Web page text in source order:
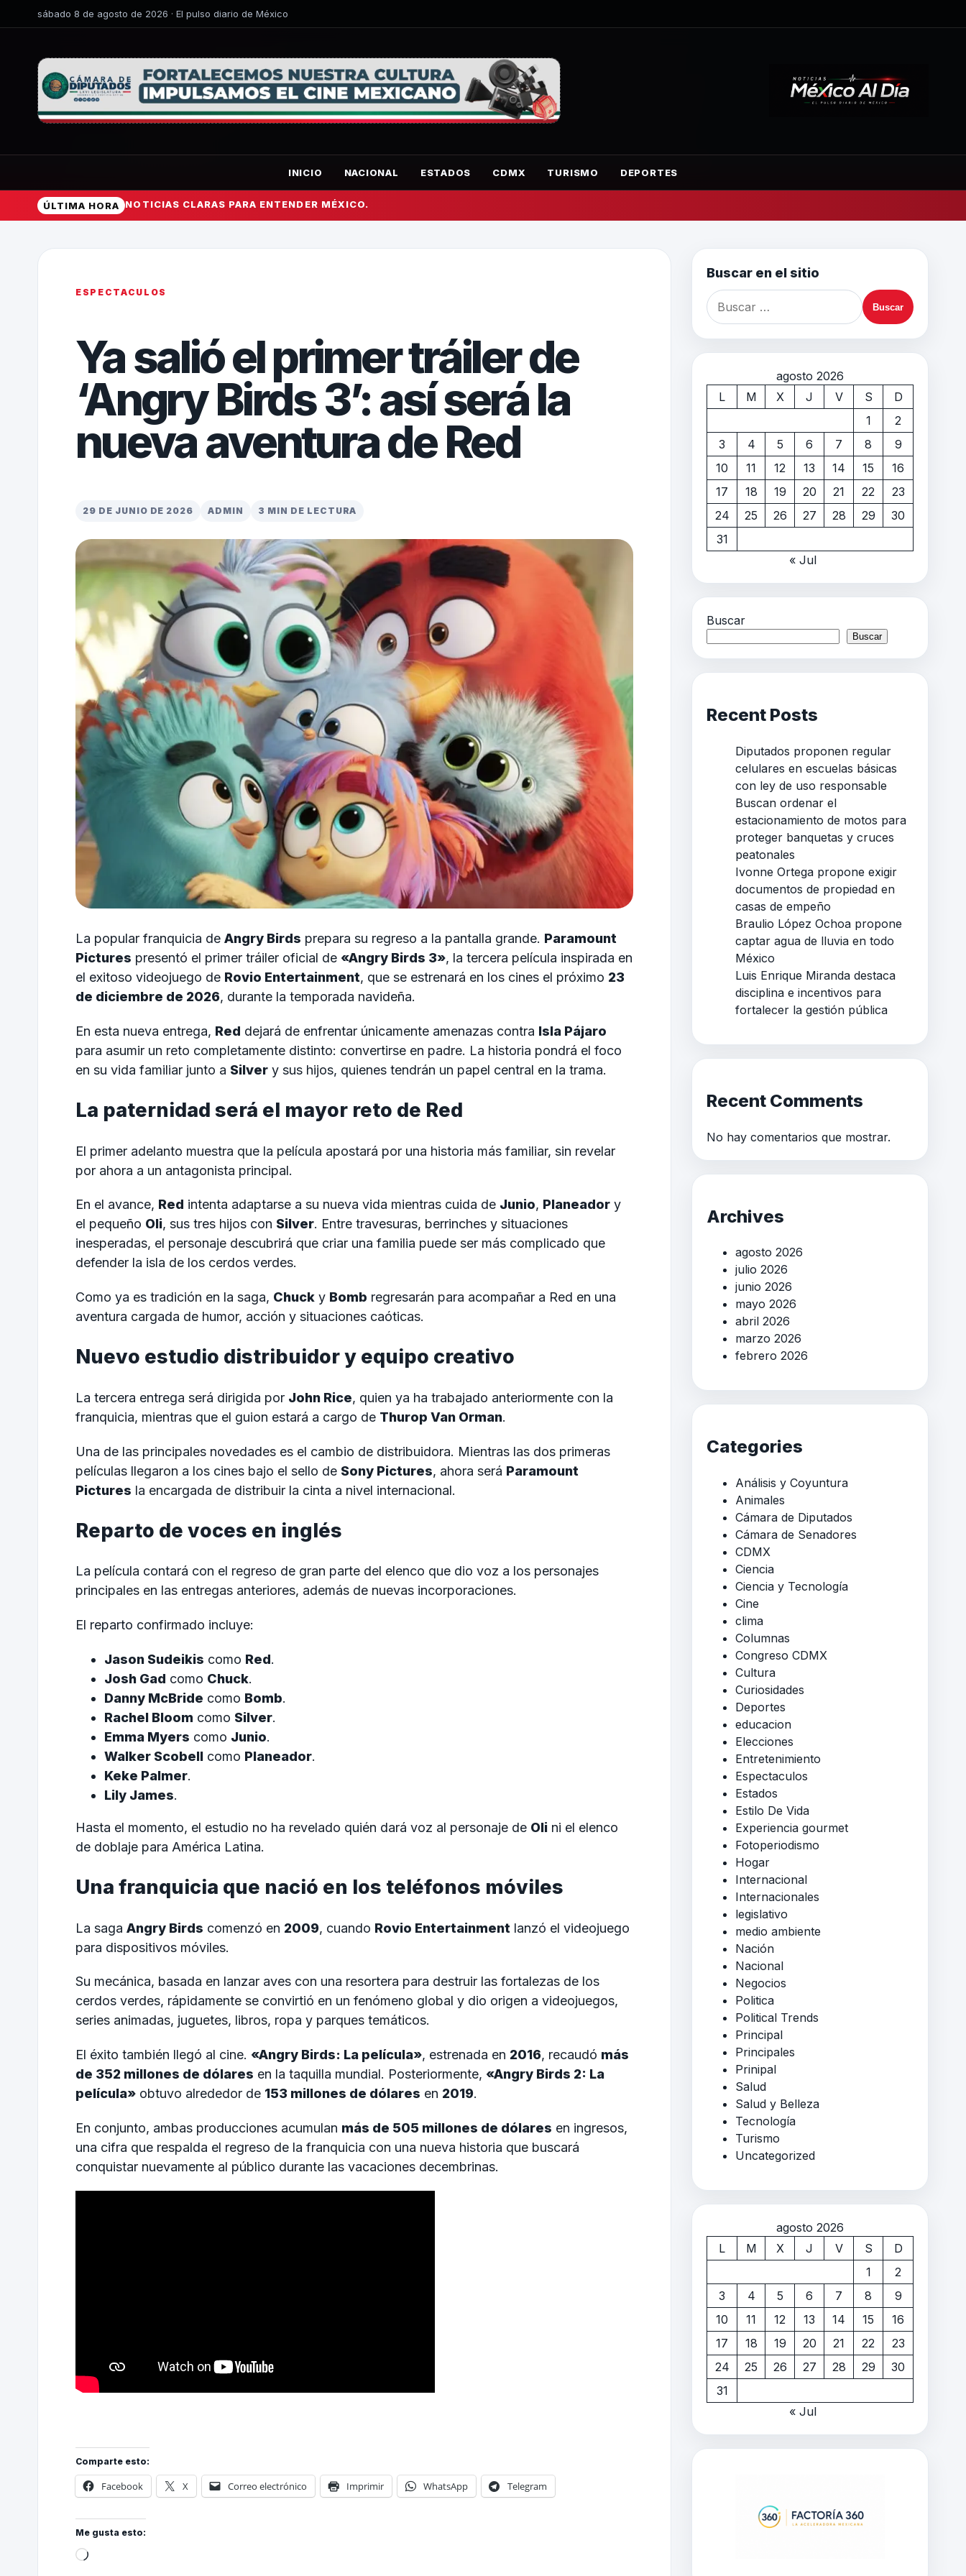
sábado 8 de agosto de 2026 · El pulso diario de México
INICIO NACIONAL ESTADOS CDMX TURISMO DEPORTES
ÚLTIMA HORA NOTICIAS CLARAS PARA ENTENDER MÉXICO.
ESPECTACULOS
Ya salió el primer tráiler de
‘Angry Birds 3’: así será la
nueva aventura de Red
29 DE JUNIO DE 2026 ADMIN 3 MIN DE LECTURA
La popular franquicia de Angry Birds prepara su regreso a la pantalla grande. Paramount
Pictures presentó el primer tráiler oficial de «Angry Birds 3», la tercera película inspirada en
el exitoso videojuego de Rovio Entertainment, que se estrenará en los cines el próximo 23
de diciembre de 2026, durante la temporada navideña.
En esta nueva entrega, Red dejará de enfrentar únicamente amenazas contra Isla Pájaro
para asumir un reto completamente distinto: convertirse en padre. La historia pondrá el foco
en su vida familiar junto a Silver y sus hijos, quienes tendrán un papel central en la trama.
La paternidad será el mayor reto de Red
El primer adelanto muestra que la película apostará por una historia más familiar, sin revelar
por ahora a un antagonista principal.
En el avance, Red intenta adaptarse a su nueva vida mientras cuida de Junio, Planeador y
el pequeño Oli, sus tres hijos con Silver. Entre travesuras, berrinches y situaciones
inesperadas, el personaje descubrirá que criar una familia puede ser más complicado que
defender la isla de los cerdos verdes.
Como ya es tradición en la saga, Chuck y Bomb regresarán para acompañar a Red en una
aventura cargada de humor, acción y situaciones caóticas.
Nuevo estudio distribuidor y equipo creativo
La tercera entrega será dirigida por John Rice, quien ya ha trabajado anteriormente con la
franquicia, mientras que el guion estará a cargo de Thurop Van Orman.
Una de las principales novedades es el cambio de distribuidora. Mientras las dos primeras
películas llegaron a los cines bajo el sello de Sony Pictures, ahora será Paramount
Pictures la encargada de distribuir la cinta a nivel internacional.
Reparto de voces en inglés
La película contará con el regreso de gran parte del elenco que dio voz a los personajes
principales en las entregas anteriores, además de nuevas incorporaciones.
El reparto confirmado incluye:
Jason Sudeikis como Red.
Josh Gad como Chuck.
Danny McBride como Bomb.
Rachel Bloom como Silver.
Emma Myers como Junio.
Walker Scobell como Planeador.
Keke Palmer.
Lily James.
Hasta el momento, el estudio no ha revelado quién dará voz al personaje de Oli ni el elenco
de doblaje para América Latina.
Una franquicia que nació en los teléfonos móviles
La saga Angry Birds comenzó en 2009, cuando Rovio Entertainment lanzó el videojuego
para dispositivos móviles.
Su mecánica, basada en lanzar aves con una resortera para destruir las fortalezas de los
cerdos verdes, rápidamente se convirtió en un fenómeno global y dio origen a videojuegos,
series animadas, juguetes, libros, ropa y parques temáticos.
El éxito también llegó al cine. «Angry Birds: La película», estrenada en 2016, recaudó más
de 352 millones de dólares en la taquilla mundial. Posteriormente, «Angry Birds 2: La
película» obtuvo alrededor de 153 millones de dólares en 2019.
En conjunto, ambas producciones acumulan más de 505 millones de dólares en ingresos,
una cifra que respalda el regreso de la franquicia con una nueva historia que buscará
conquistar nuevamente al público durante las vacaciones decembrinas.
Comparte esto:
Facebook X Correo electrónico Imprimir WhatsApp Telegram
Me gusta esto:
Buscar en el sitio
agosto 2026
L
M X J V S
D
1
2
3
4 5 6 7 8
9
10
11 12 13 14 15
16
17
18 19 20 21 22
23
24
25 26 27 28 29
30
31
« Jul
Buscar
Buscar
Recent Posts
Diputados proponen regular
celulares en escuelas básicas
con ley de uso responsable
Buscan ordenar el
estacionamiento de motos para
proteger banquetas y cruces
peatonales
Ivonne Ortega propone exigir
documentos de propiedad en
casas de empeño
Braulio López Ochoa propone
captar agua de lluvia en todo
México
Luis Enrique Miranda destaca
disciplina e incentivos para
fortalecer la gestión pública
Recent Comments
No hay comentarios que mostrar.
Archives
agosto 2026
julio 2026
junio 2026
mayo 2026
abril 2026
marzo 2026
febrero 2026
Categories
Análisis y Coyuntura
Animales
Cámara de Diputados
Cámara de Senadores
CDMX
Ciencia
Ciencia y Tecnología
Cine
clima
Columnas
Congreso CDMX
Cultura
Curiosidades
Deportes
educacion
Elecciones
Entretenimiento
Espectaculos
Estados
Estilo De Vida
Experiencia gourmet
Fotoperiodismo
Hogar
Internacional
Internacionales
legislativo
medio ambiente
Nación
Nacional
Negocios
Politica
Political Trends
Principal
Principales
Prinipal
Salud
Salud y Belleza
Tecnología
Turismo
Uncategorized
agosto 2026
L
M X J V S
D
1
2
3
4 5 6 7 8
9
10
11 12 13 14 15
16
17
18 19 20 21 22
23
24
25 26 27 28 29
30
31
« Jul